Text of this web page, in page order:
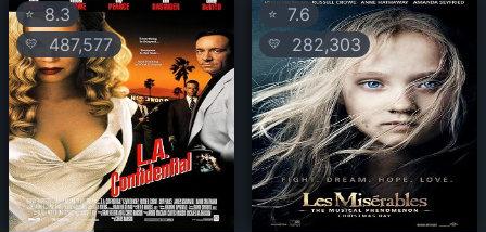
⭐8.3
💛 487,577
⭐ 7.6
💛 282,303